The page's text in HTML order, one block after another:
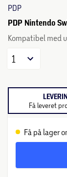
PDP
PDP Nintendo
Kompatibel med
1
Få leveret
Få på lager